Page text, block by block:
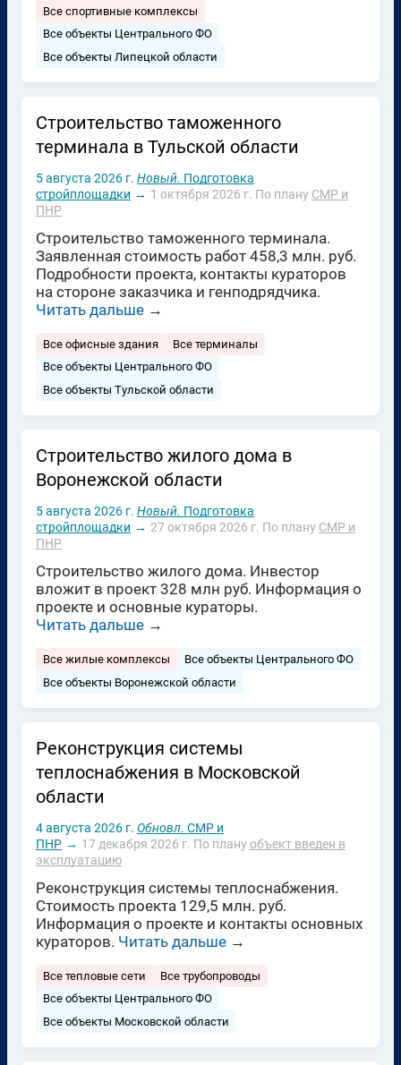
Все спортивные комплексы
Все объекты Центрального ФО
Все объекты Липецкой области
Строительство таможенного
терминала в Тульской области
5 августа 2026 г. Новый. Подготовка
стройплощадки → 1 октября 2026 г. По плану СМР и
ПНР
Строительство таможенного терминала.
Заявленная стоимость работ 458,3 млн. руб.
Подробности проекта, контакты кураторов
на стороне заказчика и генподрядчика.
Читать дальше →
Все офисные здания
Все терминалы
Все объекты Центрального ФО
Все объекты Тульской области
Строительство жилого дома в
Воронежской области
5 августа 2026 г. Новый. Подготовка
стройплощадки → 27 октября 2026 г. По плану СМР и
ПНР
Строительство жилого дома. Инвестор
вложит в проект 328 млн руб. Информация о
проекте и основные кураторы.
Читать дальше →
Все жилые комплексы
Все объекты Центрального ФО
Все объекты Воронежской области
Реконструкция системы
теплоснабжения в Московской
области
4 августа 2026 г. Обновл. СМР и
ПНР → 17 декабря 2026 г. По плануобъект введен в
эксплуатацию
Реконструкция системы теплоснабжения.
Стоимость проекта 129,5 млн. руб.
Информация о проекте и контакты основных
кураторов. Читать дальше →
Все тепловые сети
Все трубопроводы
Все объекты Центрального ФО
Все объекты Московской области